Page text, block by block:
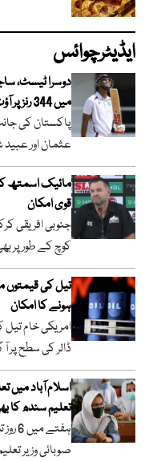
ایڈیٹرچوائس
دوسرا ٹیسٹ،
میں 344 رنز پر آؤٹ
عثمان اور عبید
مائیک اسمتھ
قوی امکان
جنوبی افریقی
کوچ کے طور پر
تیل کی قیمتوں
ہونے کا امکان
ڈالر کی سطح پر
اسلام آباد
تعلیم سندھ کا
صوبائی وزیر